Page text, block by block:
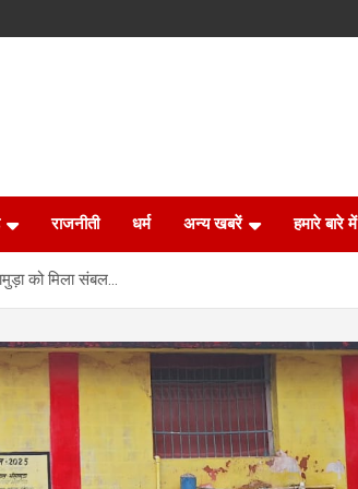
राजनीती धर्म अन्य खबरें हमारे बारे में
को मिला संबल…